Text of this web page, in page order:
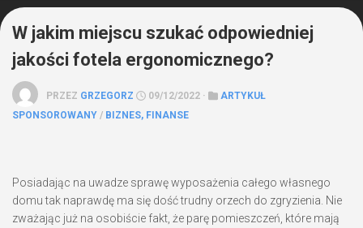
W jakim miejscu szukać odpowiedniej
jakości fotela ergonomicznego?
PRZEZ GRZEGORZ 09/12/2022 ·
ARTYKUŁ
SPONSOROWANY / BIZNES, FINANSE
Posiadając na uwadze sprawę wyposażenia całego własnego
domu tak naprawdę ma się dość trudny orzech do zgryzienia. Nie
zważając już na osobiście fakt, że parę pomieszczeń, które mają